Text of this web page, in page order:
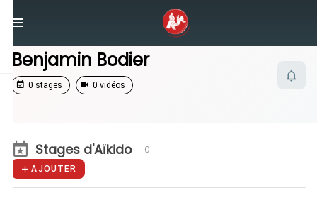
Benjamin Bodier
Benjamin Bodier
0 stages 0 vidéos
Stages d'Aïkido 0
AJOUTER